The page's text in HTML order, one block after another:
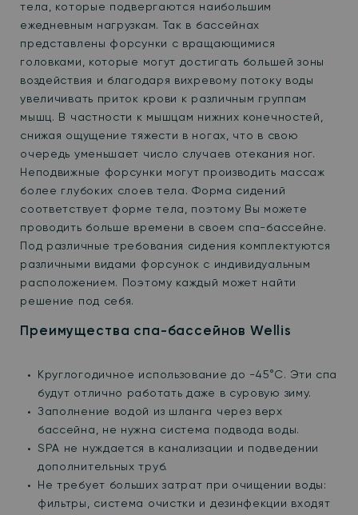
тела, которые подвергаются наибольшим
ежедневным нагрузкам. Так в бассейнах
представлены форсунки с вращающимися
головками, которые могут достигать большей зоны
воздействия и благодаря вихревому потоку воды
увеличивать приток крови к различным группам
мышц. В частности к мышцам нижних конечностей,
снижая ощущение тяжести в ногах, что в свою
очередь уменьшает число случаев отекания ног.
Неподвижные форсунки могут производить массаж
более глубоких слоев тела. Форма сидений
соответствует форме тела, поэтому Вы можете
проводить больше времени в своем спа-бассейне.
Под различные требования сидения комплектуются
различными видами форсунок с индивидуальным
расположением. Поэтому каждый может найти
решение под себя.
Преимущества спа-бассейнов Wellis
Круглогодичное использование до -45°С. Эти спа
будут отлично работать даже в суровую зиму.
Заполнение водой из шланга через верх
бассейна, не нужна система подвода воды.
SPA не нуждается в канализации и подведении
дополнительных труб.
Не требует больших затрат при очищении воды:
фильтры, система очистки и дезинфекции входят